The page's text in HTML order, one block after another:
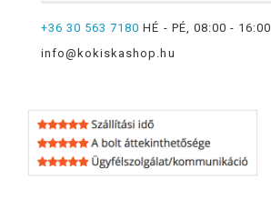
+36 30 563 7180 HÉ - PÉ, 08:00 - 16:00
info@kokiskashop.hu